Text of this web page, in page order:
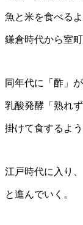
魚と米を食べる
鎌倉時代から室
同年代に「酢」が
乳酸発酵「熟れ
掛けて食するよう
江戸時代に入り
と進んでいく。